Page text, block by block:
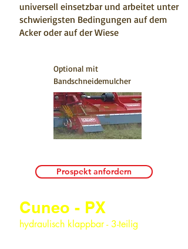
universell einsetzbar und arbeitet unter
schwierigsten Bedingungen auf dem
Acker oder auf der Wiese
Optional mit
Bandschneidemulcher
Prospekt anfordern
Cuneo - PX
hydraulisch klappbar - 3-teilig